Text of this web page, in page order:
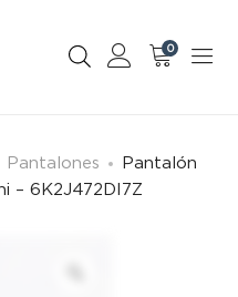
0
Pantalones
Pantalón
– 6K2J472DI7Z